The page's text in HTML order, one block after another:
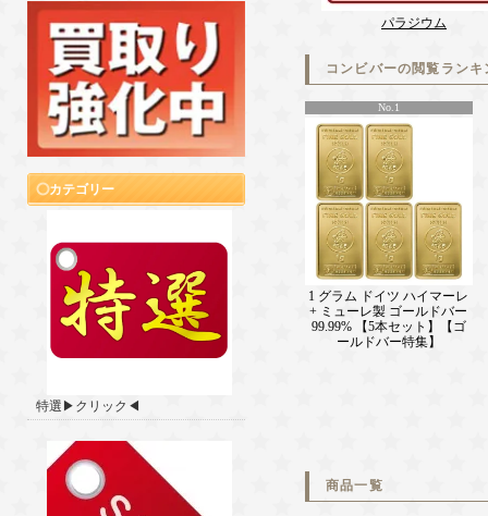
カテゴリー
特選▶クリック◀
パラジウム
コンビバーの閲覧ランキ
No.1
1 グラム ドイツ ハイマーレ
+ ミューレ製 ゴールドバー
99.99% 【5本セット】【ゴ
ールドバー特集】
商品一覧